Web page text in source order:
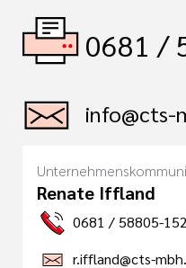
0681 /
info@cts-
Renate Iffland
0681 / 58805-152
r.iffland@cts-